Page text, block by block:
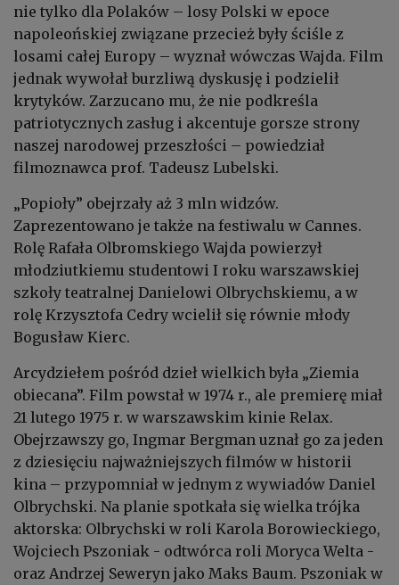
nie tylko dla Polaków – losy Polski w epoce
napoleońskiej związane przecież były ściśle z
losami całej Europy – wyznał wówczas Wajda. Film
jednak wywołał burzliwą dyskusję i podzielił
krytyków. Zarzucano mu, że nie podkreśla
patriotycznych zasług i akcentuje gorsze strony
naszej narodowej przeszłości – powiedział
filmoznawca prof. Tadeusz Lubelski.
„Popioły” obejrzały aż 3 mln widzów.
Zaprezentowano je także na festiwalu w Cannes.
Rolę Rafała Olbromskiego Wajda powierzył
młodziutkiemu studentowi I roku warszawskiej
szkoły teatralnej Danielowi Olbrychskiemu, a w
rolę Krzysztofa Cedry wcielił się równie młody
Bogusław Kierc.
Arcydziełem pośród dzieł wielkich była „Ziemia
obiecana”. Film powstał w 1974 r., ale premierę miał
21 lutego 1975 r. w warszawskim kinie Relax.
Obejrzawszy go, Ingmar Bergman uznał go za jeden
z dziesięciu najważniejszych filmów w historii
kina – przypomniał w jednym z wywiadów Daniel
Olbrychski. Na planie spotkała się wielka trójka
aktorska: Olbrychski w roli Karola Borowieckiego,
Wojciech Pszoniak - odtwórca roli Moryca Welta -
oraz Andrzej Seweryn jako Maks Baum. Pszoniak w